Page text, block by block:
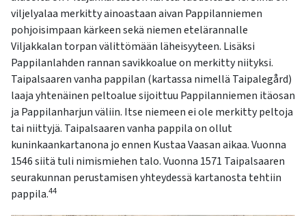
viljelyalaa merkitty ainoastaan aivan Pappilanniemen
pohjoisimpaan kärkeen sekä niemen etelärannalle
Viljakkalan torpan välittömään läheisyyteen. Lisäksi
Pappilanlahden rannan savikkoalue on merkitty niityksi.
Taipalsaaren vanha pappilan (kartassa nimellä Taipalegård)
laaja yhtenäinen peltoalue sijoittuu Pappilanniemen itäosan
ja Pappilanharjun väliin. Itse niemeen ei ole merkitty peltoja
tai niittyjä. Taipalsaaren vanha pappila on ollut
kuninkaankartanona jo ennen Kustaa Vaasan aikaa. Vuonna
1546 siitä tuli nimismiehen talo. Vuonna 1571 Taipalsaaren
seurakunnan perustamisen yhteydessä kartanosta tehtiin
pappila.44